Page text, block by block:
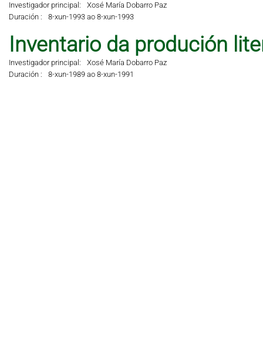
Investigador principal:
Xosé María Dobarro Paz
Duración :
8-xun-1993 ao 8-xun-1993
Inventario da produción
Investigador principal:
Xosé María Dobarro Paz
Duración :
8-xun-1989 ao 8-xun-1991